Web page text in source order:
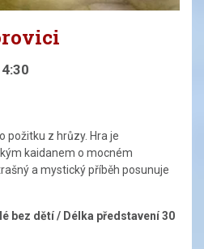
požitku z hrůzy. Hra je
kaidanem o mocném
a mystický příběh posunuje
bez dětí / Délka představení 30